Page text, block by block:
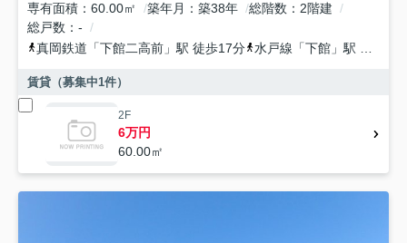
専有面積
60.00㎡ 築年月 築38年 総階数
2階建
総戸数
-
真岡鉄道 「下館二高前 」駅 徒歩17分 水戸線 「下館 」駅 徒歩16分
賃貸（募集中1件）
2F
6万円
60.00㎡